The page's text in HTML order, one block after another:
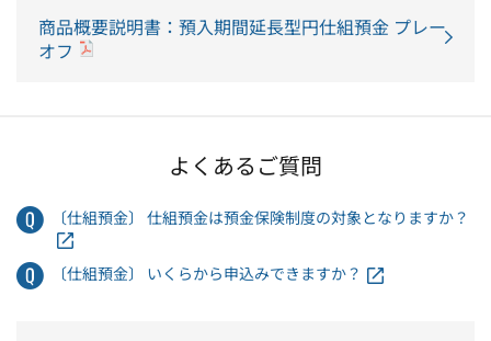
商品概要説明書：預入期間延長型円仕組預金 プレー
オフ
よくあるご質問
〔仕組預金〕 仕組預金は預金保険制度の対象となりますか？
〔仕組預金〕 いくらから申込みできますか？